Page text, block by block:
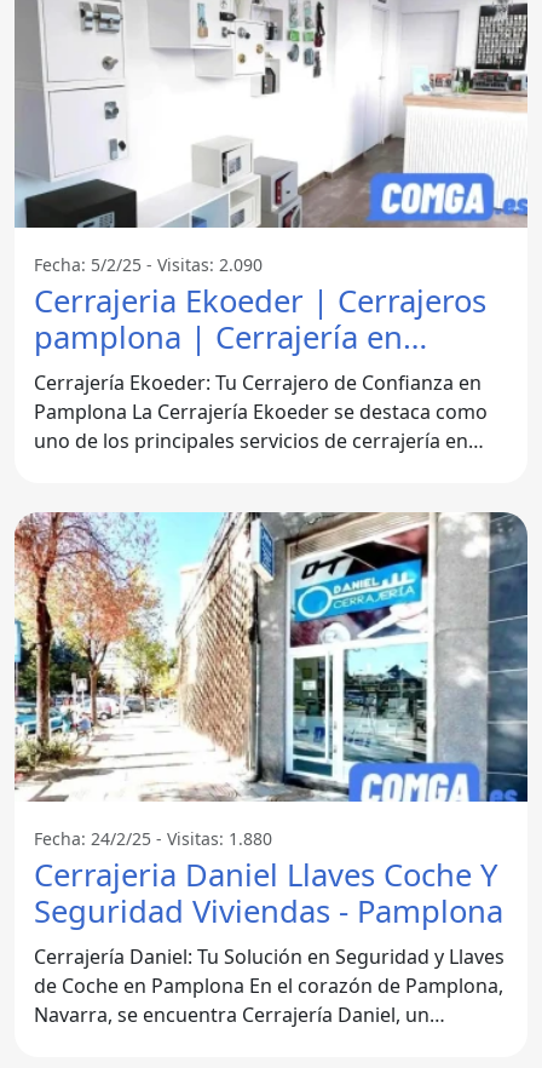
Fecha: 5/2/25 - Visitas: 2.090
Cerrajeria Ekoeder | Cerrajeros
pamplona | Cerrajería en
Pamplona - Pamplona
Cerrajería Ekoeder: Tu Cerrajero de Confianza en
Pamplona La Cerrajería Ekoeder se destaca como
uno de los principales servicios de cerrajería en
Fecha: 24/2/25 - Visitas: 1.880
Cerrajeria Daniel Llaves Coche Y
Seguridad Viviendas - Pamplona
Cerrajería Daniel: Tu Solución en Seguridad y Llaves
de Coche en Pamplona En el corazón de Pamplona,
Navarra, se encuentra Cerrajería Daniel, un